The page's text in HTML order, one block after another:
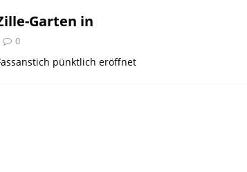
Garten in
0
pünktlich eröffnet